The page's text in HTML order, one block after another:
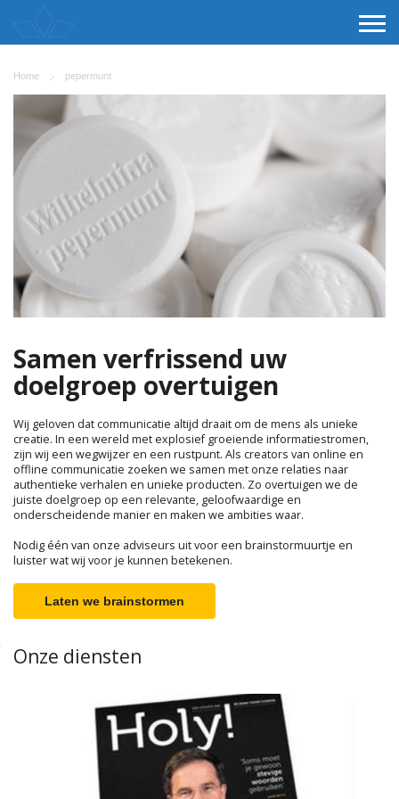
Home pepermunt
Samen verfrissend uw
doelgroep overtuigen
Wij geloven dat communicatie altijd draait om de mens als unieke
creatie. In een wereld met explosief groeiende informatiestromen,
zijn wij een wegwijzer en een rustpunt. Als creators van online en
offline communicatie zoeken we samen met onze relaties naar
authentieke verhalen en unieke producten. Zo overtuigen we de
juiste doelgroep op een relevante, geloofwaardige en
onderscheidende manier en maken we ambities waar.
Nodig één van onze adviseurs uit voor een brainstormuurtje en
luister wat wij voor je kunnen betekenen.
Laten we brainstormen
Onze diensten